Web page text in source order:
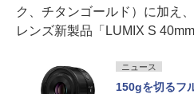
ク、チタンゴールド）に加え
レンズ新製品「LUMIX S
ニュース
150gを切るフ